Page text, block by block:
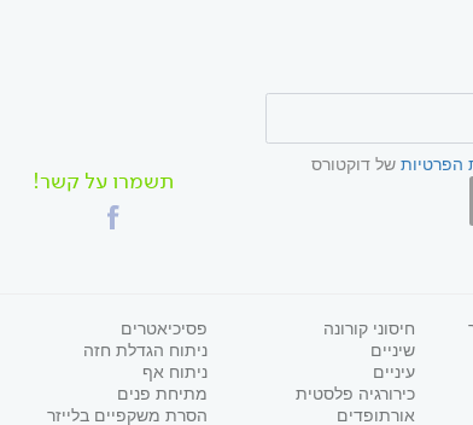
הפרטיות של דוקטורס
תשמרו על קשר!
חיסוני קורונה
שיניים
עיניים
כירורגיה פלסטית
אורתופדים
פסיכיאטרים
ניתוח הגדלת חזה
ניתוח אף
מתיחת פנים
הסרת משקפיים בלייזר